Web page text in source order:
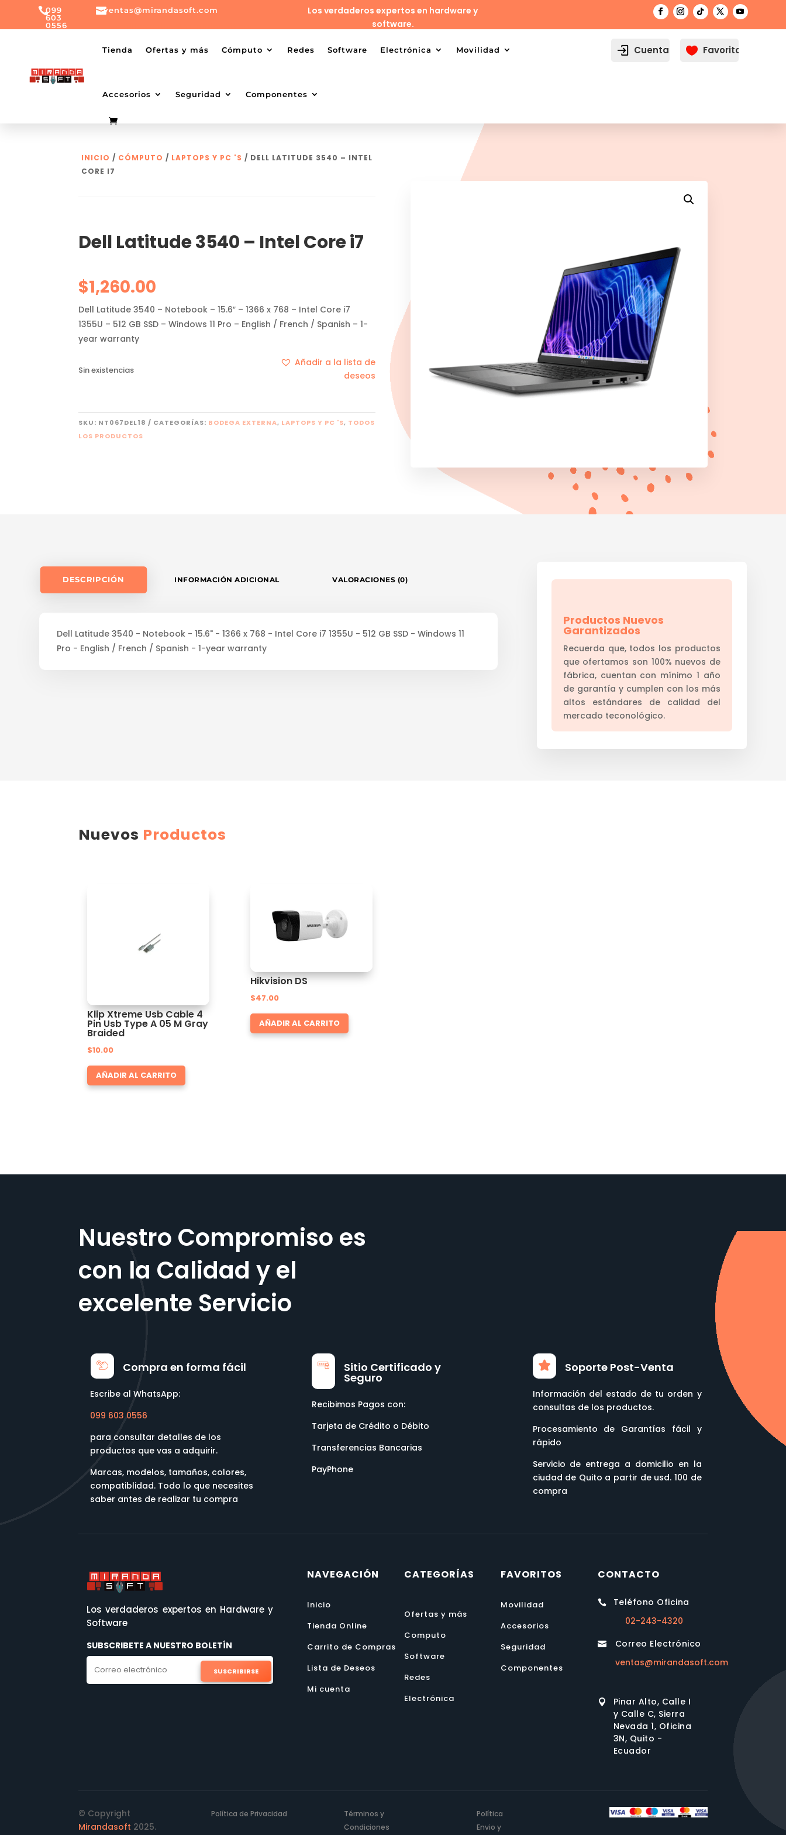
099
603
0556
0556
ventas@mirandasoft.com
mailto:ventas@mirandasoft.com
Los verdaderos expertos en hardware y
software.
Tienda Ofertas y más Cómputo Redes Software Electrónica Movilidad
Accesorios Seguridad Componentes
Cuenta  Favoritos
INICIO / CÓMPUTO / LAPTOPS Y PC 'S / DELL LATITUDE 3540 – INTEL
CORE I7
Dell Latitude 3540 – Intel Core i7
$1,260.00
Dell Latitude 3540 – Notebook – 15.6″ – 1366 x 768 – Intel Core i7
1355U – 512 GB SSD – Windows 11 Pro – English / French / Spanish – 1-
year warranty
Sin existencias
Añadir a la lista de
deseos
SKU: NT067DEL18 CATEGORÍAS: BODEGA EXTERNA, LAPTOPS Y PC 'S, TODOS
LOS PRODUCTOS
DESCRIPCIÓN INFORMACIÓN ADICIONAL VALORACIONES (0)
Dell Latitude 3540 - Notebook - 15.6" - 1366 x 768 - Intel Core i7 1355U - 512 GB SSD - Windows 11
Pro - English / French / Spanish - 1-year warranty
Productos Nuevos
Garantizados
Recuerda que, todos los productos
que ofertamos son 100% nuevos de
fábrica, cuentan con mínimo 1 año
de garantía y cumplen con los más
altos estándares de calidad del
mercado teconológico.
Nuevos Productos
Klip Xtreme Usb Cable 4
Pin Usb Type A 05 M Gray
Braided
$10.00
AÑADIR AL CARRITO
Hikvision DS
$47.00
AÑADIR AL CARRITO
Nuestro Compromiso es
con la Calidad y el
excelente Servicio
Compra en forma fácil
Escribe al WhatsApp:
099 603 0556
para consultar detalles de los
productos que vas a adquirir.
Marcas, modelos, tamaños, colores,
compatiblidad. Todo lo que necesites
saber antes de realizar tu compra
Sitio Certificado y
Seguro
Recibimos Pagos con:
Tarjeta de Crédito o Débito
Transferencias Bancarias
PayPhone
Soporte Post-Venta
Información del estado de tu orden y
consultas de los productos.
Procesamiento de Garantías fácil y
rápido
Servicio de entrega a domicilio en la
ciudad de Quito a partir de usd. 100 de
compra
Los verdaderos expertos en Hardware y
Software
SUBSCRIBETE A NUESTRO BOLETÍN
SUSCRIBIRSE
NAVEGACIÓN
Inicio
Tienda Online
Carrito de Compras
Lista de Deseos
Mi cuenta
CATEGORÍAS
Ofertas y más
Computo
Software
Redes
Electrónica
FAVORITOS
Movilidad
Accesorios
Seguridad
Componentes
CONTACTO

Teléfono Oficina
02-243-4320

Correo Electrónico
ventas@mirandasoft.com

Pinar Alto, Calle I
y Calle C, Sierra
Nevada 1, Oficina
3N, Quito -
Ecuador
© Copyright
Mirandasoft 2025.
Política de Privacidad
Términos y
Condiciones
Política
Envio y